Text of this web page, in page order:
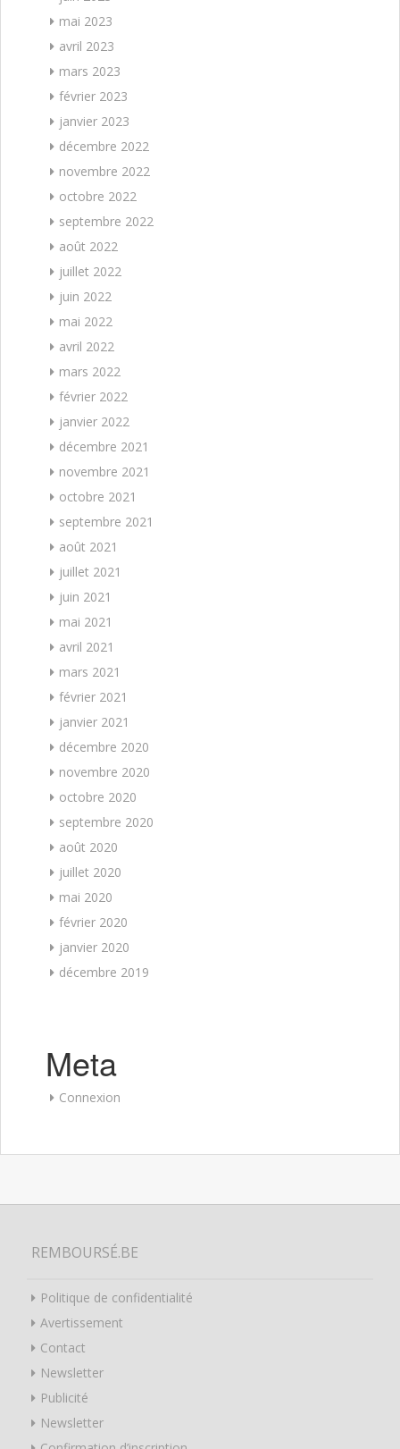
mai 2023
avril 2023
mars 2023
février 2023
janvier 2023
décembre 2022
novembre 2022
octobre 2022
septembre 2022
août 2022
juillet 2022
juin 2022
mai 2022
avril 2022
mars 2022
février 2022
janvier 2022
décembre 2021
novembre 2021
octobre 2021
septembre 2021
août 2021
juillet 2021
juin 2021
mai 2021
avril 2021
mars 2021
février 2021
janvier 2021
décembre 2020
novembre 2020
octobre 2020
septembre 2020
août 2020
juillet 2020
mai 2020
février 2020
janvier 2020
décembre 2019
Meta
Connexion
REMBOURSÉ.BE
Politique de confidentialité
Avertissement
Contact
Newsletter
Publicité
Newsletter